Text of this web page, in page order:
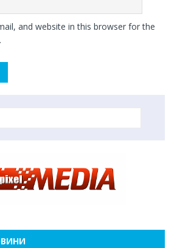
and website in this browser for the